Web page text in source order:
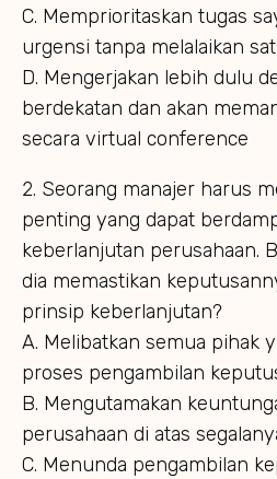
C. Memprioritaskan tugas
urgensi tanpa melalaikan
D. Mengerjakan lebih dulu
berdekatan dan akan
secara virtual conference
2. Seorang manajer harus
penting yang dapat
keberlanjutan perusahaan.
dia memastikan
prinsip keberlanjutan?
A. Melibatkan semua pihak
proses pengambilan
B. Mengutamakan
perusahaan di atas
C. Menunda pengambilan